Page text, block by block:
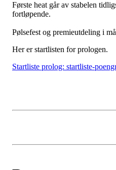
Første heat går av stabelen
fortløpende.
Pølsefest og premieutdeling i
Her er startlisten for prologen.
Startliste prolog: startliste-